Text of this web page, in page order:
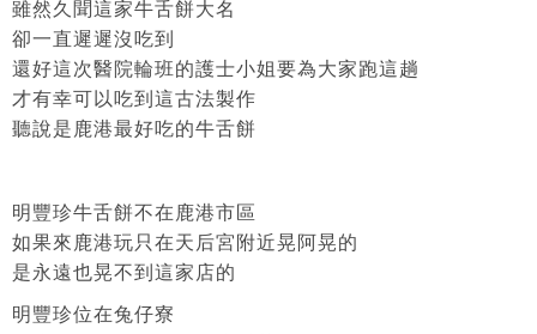
雖然久聞這家牛舌餅大名
卻一直遲遲沒吃到
還好這次醫院輪班的護士小姐要為大家跑這趟
才有幸可以吃到這古法製作
聽說是鹿港最好吃的牛舌餅
明豐珍牛舌餅不在鹿港市區
如果來鹿港玩只在天后宮附近晃阿晃的
是永遠也晃不到這家店的
明豐珍位在兔仔寮